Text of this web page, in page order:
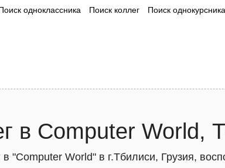
одноклассника Поиск коллег Поиск однокурсника
в Computer World,
"Computer World" в г.Тбилиси, Грузия,